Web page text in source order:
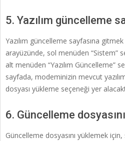
5. Yazılım güncelleme
Yazılım güncelleme sayfasına
arayüzünde, sol menüden “Sistem”
alt menüden “Yazılım Güncelleme”
sayfada, modeminizin mevcut
dosyası yükleme seçeneği yer
6. Güncelleme
Güncelleme dosyasını yüklemek